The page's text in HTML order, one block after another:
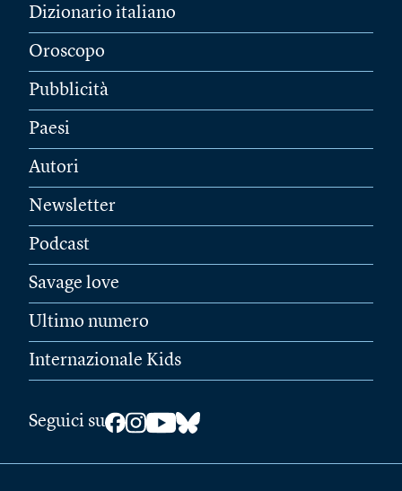
Dizionario italiano
Oroscopo
Pubblicità
Paesi
Autori
Newsletter
Podcast
Savage love
Ultimo numero
Internazionale Kids
Seguici su